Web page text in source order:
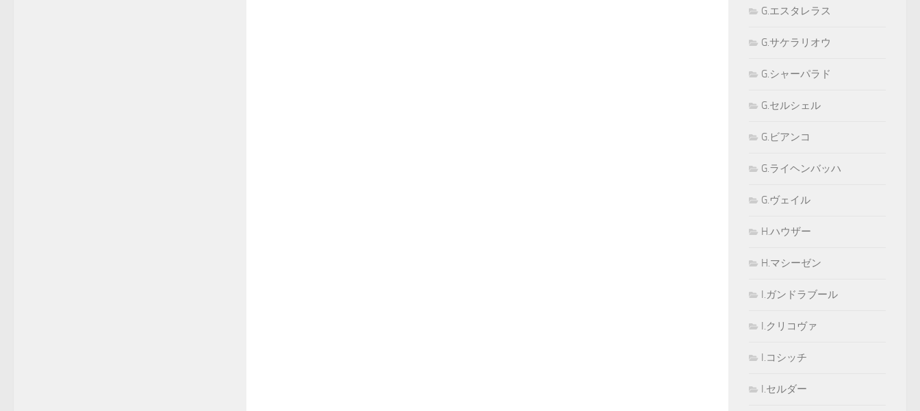
G.エスタレラス
G.サケラリオウ
G.シャーパラド
G.セルシェル
G.ビアンコ
G.ライヘンバッハ
G.ヴェイル
H.ハウザー
H.マシーゼン
I.ガンドラブール
I.クリコヴァ
I.コシッチ
I.セルダー